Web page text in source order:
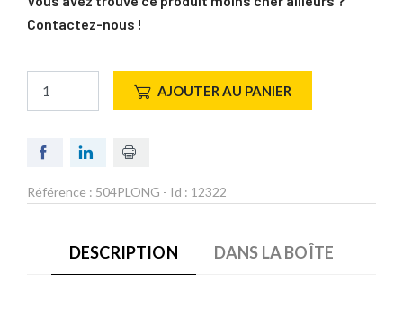
Contactez-nous !
AJOUTER AU PANIER
Référence : 504PLONG - Id : 12322
DESCRIPTION DANS LA BOÎTE